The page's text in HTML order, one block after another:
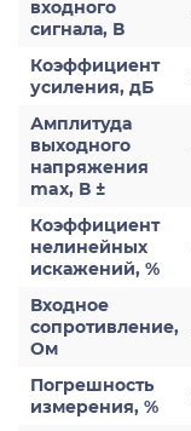
входного
сигнала, В
Коэффициент
усиления, дБ
Амплитуда
выходного
напряжения
max, В ±
Коэффициент
нелинейных
искажений, %
Входное
сопротивление,
Ом
Погрешность
измерения, %